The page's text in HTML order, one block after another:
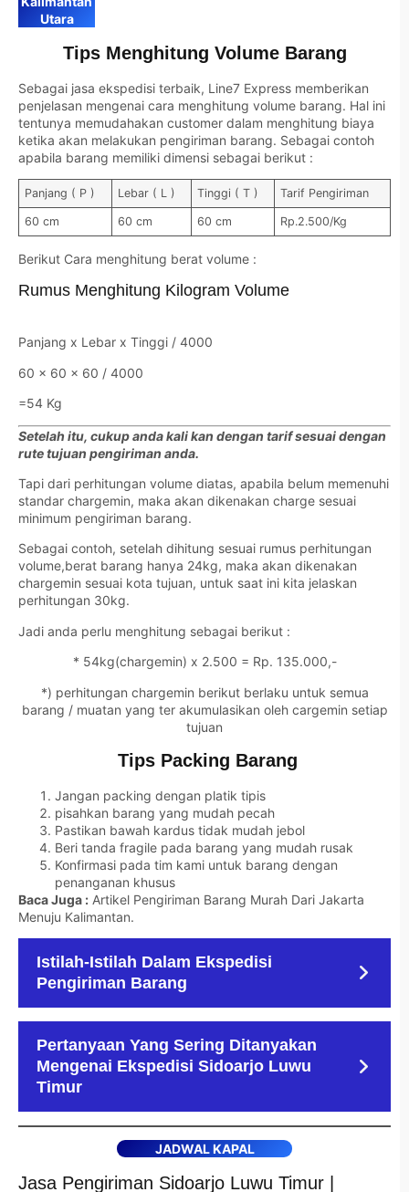
Utara
Tips Menghitung Volume Barang
Sebagai jasa ekspedisi terbaik, Line7 Express memberikan
penjelasan mengenai cara menghitung volume barang. Hal ini
tentunya memudahakan customer dalam menghitung biaya
ketika akan melakukan pengiriman barang. Sebagai contoh
apabila barang memiliki dimensi sebagai berikut :
Panjang ( P ) Lebar ( L ) Tinggi ( T ) Tarif Pengiriman
60 cm 60 cm 60 cm Rp.2.500/Kg
Berikut Cara menghitung berat volume :
Rumus Menghitung Kilogram Volume
Panjang x Lebar x Tinggi / 4000
60 x 60 x 60 / 4000
=54 Kg
Setelah itu, cukup anda kali kan dengan tarif sesuai dengan
rute tujuan pengiriman anda.
Tapi dari perhitungan volume diatas, apabila belum memenuhi
standar chargemin, maka akan dikenakan charge sesuai
minimum pengiriman barang.
Sebagai contoh, setelah dihitung sesuai rumus perhitungan
volume,berat barang hanya 24kg, maka akan dikenakan
chargemin sesuai kota tujuan, untuk saat ini kita jelaskan
perhitungan 30kg.
Jadi anda perlu menghitung sebagai berikut :
* 54kg(chargemin) x 2.500 = Rp. 135.000,-
*) perhitungan chargemin berikut berlaku untuk semua
barang / muatan yang ter akumulasikan oleh cargemin setiap
tujuan
Tips Packing Barang
Jangan packing dengan platik tipis
pisahkan barang yang mudah pecah
Pastikan bawah kardus tidak mudah jebol
Beri tanda fragile pada barang yang mudah rusak
Konfirmasi pada tim kami untuk barang dengan
penanganan khusus
Baca Juga : Artikel Pengiriman Barang Murah Dari Jakarta
Menuju Kalimantan.
Istilah-Istilah Dalam Ekspedisi
Pengiriman Barang
Pertanyaan Yang Sering Ditanyakan
Mengenai Ekspedisi Sidoarjo Luwu
Timur
JADWAL KAPAL
Jasa Pengiriman Sidoarjo Luwu Timur |